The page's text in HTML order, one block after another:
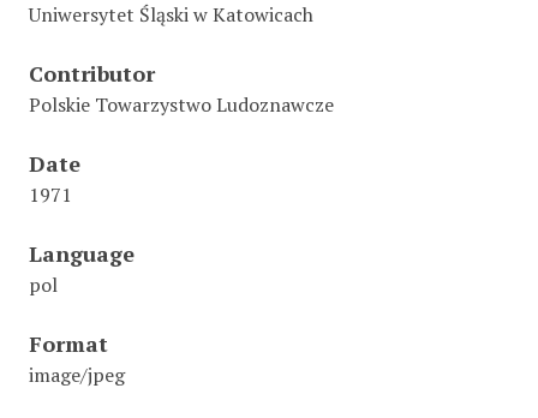
Uniwersytet Śląski w Katowicach
Contributor
Polskie Towarzystwo Ludoznawcze
Date
1971
Language
pol
Format
image/jpeg